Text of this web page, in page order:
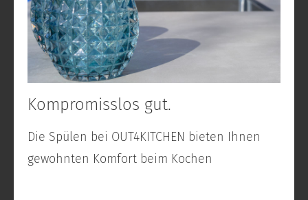
Kompromisslos gut.
Die Spülen bei OUT4KITCHEN bieten Ihnen
gewohnten Komfort beim Kochen